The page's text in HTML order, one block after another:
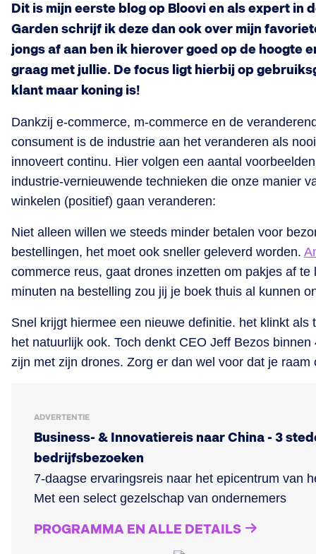
Dit is mijn eerste blog op Bloovi en als expert in
Garden schrijf ik deze dan ook over mijn
jongs af aan ben ik hierover goed op de hoogte
graag met jullie. De focus ligt hierbij op
klant maar koning is!
Dankzij e-commerce, m-commerce en de
consument is de industrie aan het veranderen als
innoveert continu. Hier volgen een aantal
industrie-vernieuwende technieken die onze manier
winkelen (positief) gaan veranderen:
Niet alleen willen we steeds minder betalen voor
bestellingen, het moet ook sneller geleverd worden.
commerce reus, gaat drones inzetten om pakjes af te
minuten na bestelling zou jij je boek thuis al kunnen
Snel krijgt hiermee een nieuwe definitie. het klinkt als
het natuurlijk ook. Toch denkt CEO Jeff Bezos
zijn met zijn drones. Zorg er dan wel voor dat je raam
ADVERTENTIE
Business- & Innovatiereis naar China - 3
bedrijfsbezoeken
7-daagse ervaringsreis naar het epicentrum van
Met een select gezelschap van ondernemers
PROGRAMMA EN ALLE DETAILS